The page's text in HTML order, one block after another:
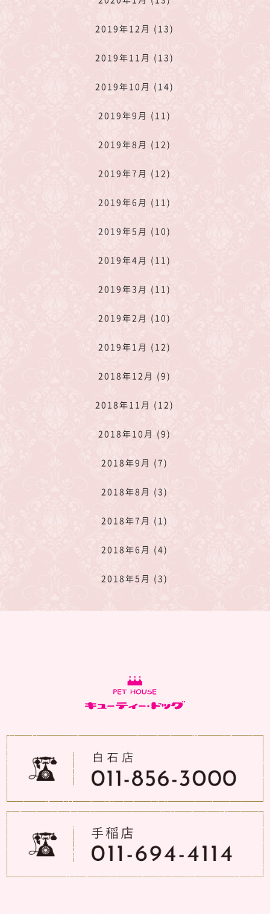
2019年12月 (13)
2019年11月 (13)
2019年10月 (14)
2019年9月 (11)
2019年8月 (12)
2019年7月 (12)
2019年6月 (11)
2019年5月 (10)
2019年4月 (11)
2019年3月 (11)
2019年2月 (10)
2019年1月 (12)
2018年12月 (9)
2018年11月 (12)
2018年10月 (9)
2018年9月 (7)
2018年8月 (3)
2018年7月 (1)
2018年6月 (4)
2018年5月 (3)